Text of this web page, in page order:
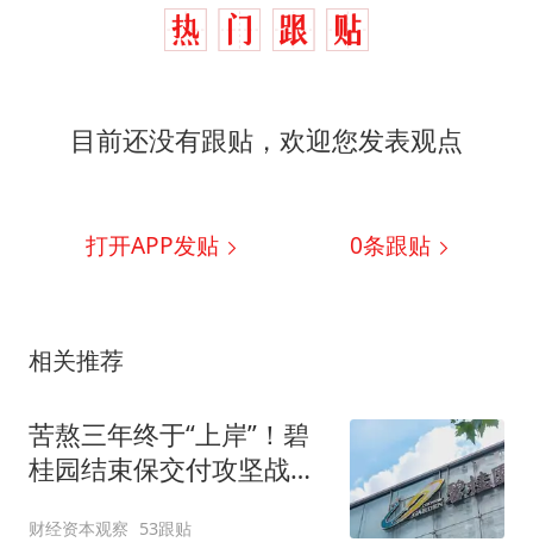
目前还没有跟贴，欢迎您发表观点
打开APP发贴 0条跟贴
相关推荐
苦熬三年终于“上岸”！碧
桂园结束保交付攻坚战，
财经资本观察 53跟贴